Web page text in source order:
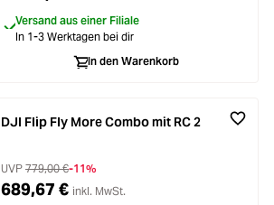
Versand aus einer Filiale
In 1-3 Werktagen bei dir
In den Warenkorb
DJI Flip Fly More Combo mit RC 2
UVP 779,00 €-11%
689,67 € inkl. MwSt.